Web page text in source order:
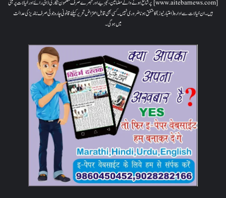
[www.aitebarnews.com] پر شائع ہونے والے مضامین، تجزیے اور تبصرے صرف مضمون نگار کی ذاتی رائے اور خیالات پر مبنی
ہیں۔ ان خیالات سے ادارہ (اعتبار نیوز) کا متفق ہونا ضروری نہیں۔ کسی بھی قابل اعتراض تحریر کیلئے قانونی چارہ جوئی صرف ناندیڑ کی عدالت
میں ہوگی۔